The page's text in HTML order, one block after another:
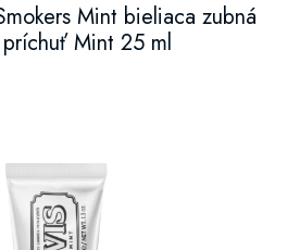
Mint bieliaca zubná
Mint 25 ml